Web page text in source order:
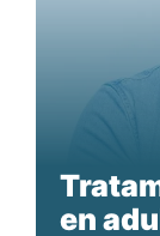
en